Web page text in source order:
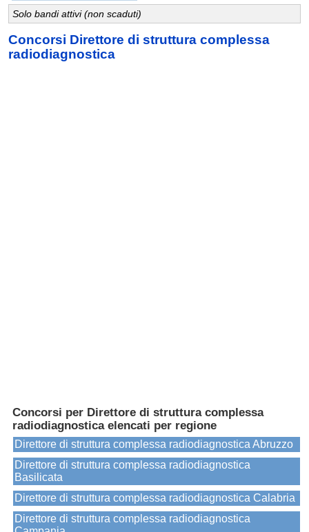
Solo bandi attivi (non scaduti)
Concorsi Direttore di struttura complessa
radiodiagnostica
Concorsi per Direttore di struttura complessa
radiodiagnostica elencati per regione
Direttore di struttura complessa radiodiagnostica Abruzzo
Direttore di struttura complessa radiodiagnostica
Basilicata
Direttore di struttura complessa radiodiagnostica Calabria
Direttore di struttura complessa radiodiagnostica